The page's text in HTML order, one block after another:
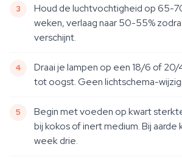
Houd de luchtvochtigheid op 65-
weken, verlaag naar 50-55%
verschijnt.
Draai je lampen op een 18/6 of 20/
tot oogst. Geen lichtschema-
Begin met voeden op kwart
bij kokos of inert medium. Bij
week drie.